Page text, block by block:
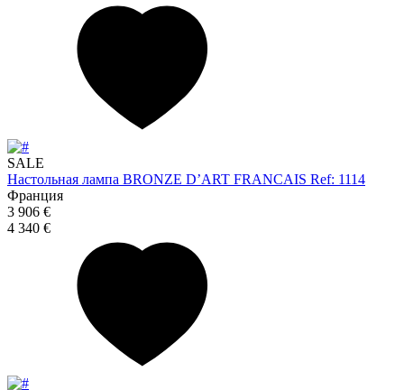
SALE
Настольная лампа BRONZE D’ART FRANCAIS Ref: 1114
Франция
3 906 €
4 340 €